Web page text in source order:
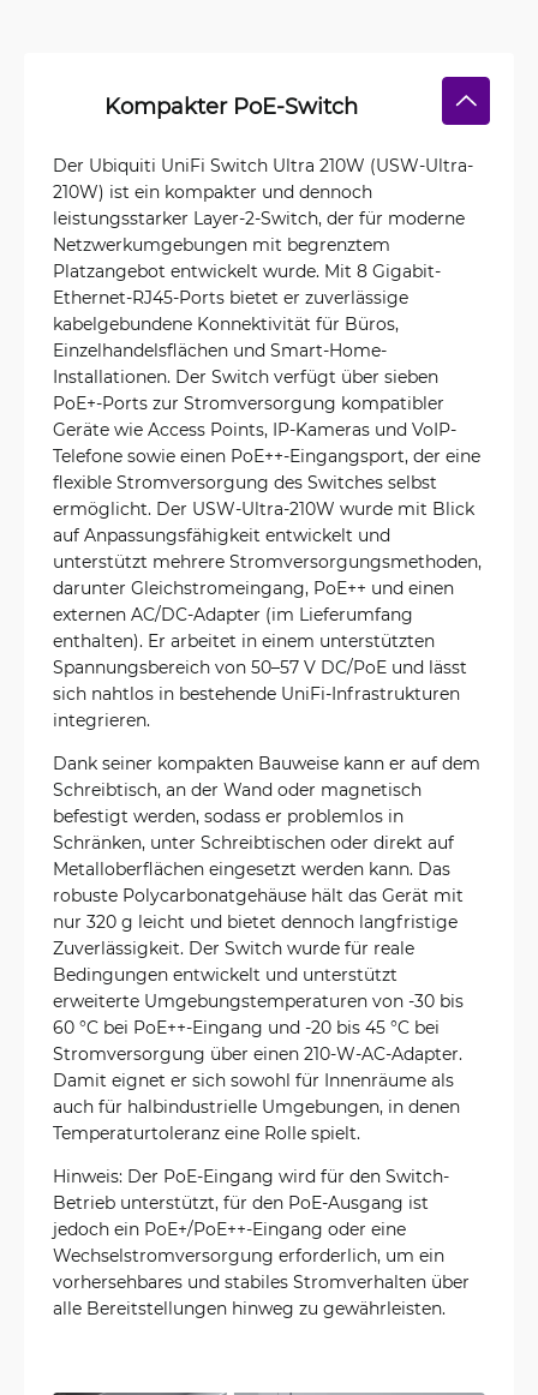
Kompakter PoE-Switch
Der Ubiquiti UniFi Switch Ultra 210W (USW-Ultra-
210W) ist ein kompakter und dennoch
leistungsstarker Layer-2-Switch, der für moderne
Netzwerkumgebungen mit begrenztem
Platzangebot entwickelt wurde. Mit 8 Gigabit-
Ethernet-RJ45-Ports bietet er zuverlässige
kabelgebundene Konnektivität für Büros,
Einzelhandelsflächen und Smart-Home-
Installationen. Der Switch verfügt über sieben
PoE+-Ports zur Stromversorgung kompatibler
Geräte wie Access Points, IP-Kameras und VoIP-
Telefone sowie einen PoE++-Eingangsport, der eine
flexible Stromversorgung des Switches selbst
ermöglicht. Der USW-Ultra-210W wurde mit Blick
auf Anpassungsfähigkeit entwickelt und
unterstützt mehrere Stromversorgungsmethoden,
darunter Gleichstromeingang, PoE++ und einen
externen AC/DC-Adapter (im Lieferumfang
enthalten). Er arbeitet in einem unterstützten
Spannungsbereich von 50–57 V DC/PoE und lässt
sich nahtlos in bestehende UniFi-Infrastrukturen
integrieren.
Dank seiner kompakten Bauweise kann er auf dem
Schreibtisch, an der Wand oder magnetisch
befestigt werden, sodass er problemlos in
Schränken, unter Schreibtischen oder direkt auf
Metalloberflächen eingesetzt werden kann. Das
robuste Polycarbonatgehäuse hält das Gerät mit
nur 320 g leicht und bietet dennoch langfristige
Zuverlässigkeit. Der Switch wurde für reale
Bedingungen entwickelt und unterstützt
erweiterte Umgebungstemperaturen von -30 bis
60 °C bei PoE++-Eingang und -20 bis 45 °C bei
Stromversorgung über einen 210-W-AC-Adapter.
Damit eignet er sich sowohl für Innenräume als
auch für halbindustrielle Umgebungen, in denen
Temperaturtoleranz eine Rolle spielt.
Hinweis: Der PoE-Eingang wird für den Switch-
Betrieb unterstützt, für den PoE-Ausgang ist
jedoch ein PoE+/PoE++-Eingang oder eine
Wechselstromversorgung erforderlich, um ein
vorhersehbares und stabiles Stromverhalten über
alle Bereitstellungen hinweg zu gewährleisten.